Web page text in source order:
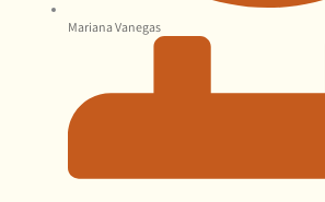
Mariana Vanegas